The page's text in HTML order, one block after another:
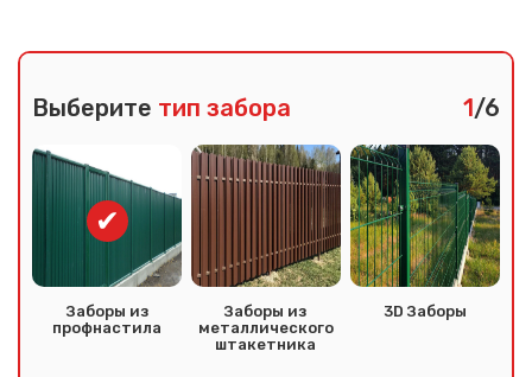
Выберите тип забора 1/6
Заборы из
профнастила
Заборы из
металлического
штакетника
3D Заборы